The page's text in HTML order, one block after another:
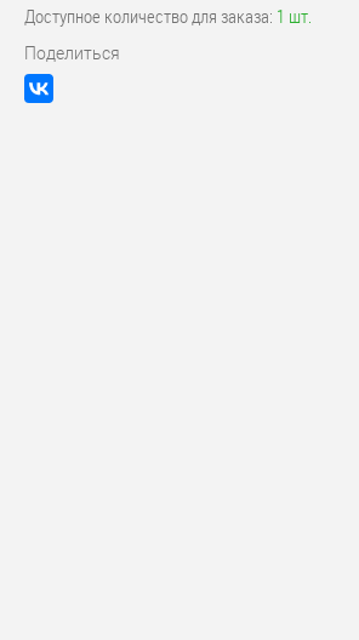
Доступное количество для заказа: 1 шт.
Поделиться